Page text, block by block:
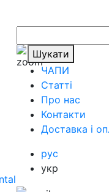
Шукати
ЧАПИ
Статті
Про нас
Контакти
Доставка і
рус
укр